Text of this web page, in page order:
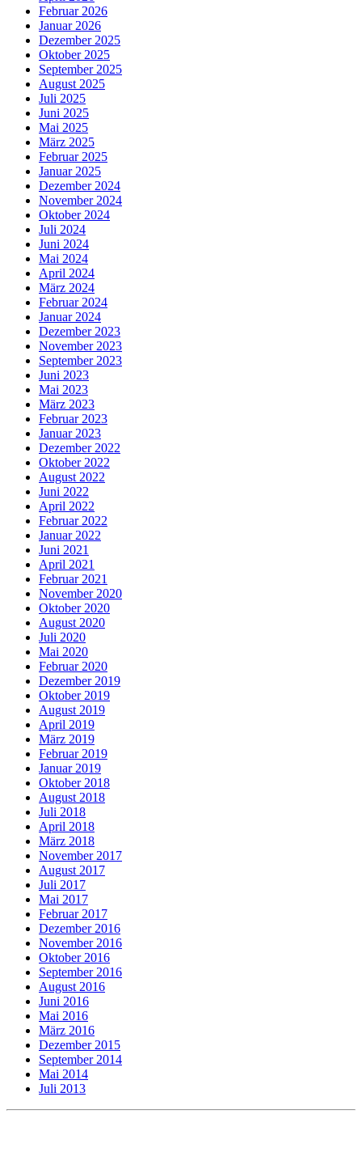
Februar 2026
Januar 2026
Dezember 2025
Oktober 2025
September 2025
August 2025
Juli 2025
Juni 2025
Mai 2025
März 2025
Februar 2025
Januar 2025
Dezember 2024
November 2024
Oktober 2024
Juli 2024
Juni 2024
Mai 2024
April 2024
März 2024
Februar 2024
Januar 2024
Dezember 2023
November 2023
September 2023
Juni 2023
Mai 2023
März 2023
Februar 2023
Januar 2023
Dezember 2022
Oktober 2022
August 2022
Juni 2022
April 2022
Februar 2022
Januar 2022
Juni 2021
April 2021
Februar 2021
November 2020
Oktober 2020
August 2020
Juli 2020
Mai 2020
Februar 2020
Dezember 2019
Oktober 2019
August 2019
April 2019
März 2019
Februar 2019
Januar 2019
Oktober 2018
August 2018
Juli 2018
April 2018
März 2018
November 2017
August 2017
Juli 2017
Mai 2017
Februar 2017
Dezember 2016
November 2016
Oktober 2016
September 2016
August 2016
Juni 2016
Mai 2016
März 2016
Dezember 2015
September 2014
Mai 2014
Juli 2013